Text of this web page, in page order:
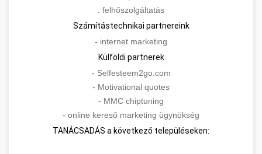
. felhőszolgáltatás
Számítástechnikai partnereink
- internet marketing
Külföldi partnerek
- Selfesteem2go.com
- Motivational quotes
- MMC chiptuning
- online kereső marketing ügynökség
TANÁCSADÁS a következő településeken: